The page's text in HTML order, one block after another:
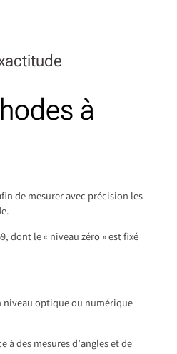
à
de mesurer avec précision les
dont le « niveau zéro » est fixé
niveau optique ou numérique
des mesures d’angles et de